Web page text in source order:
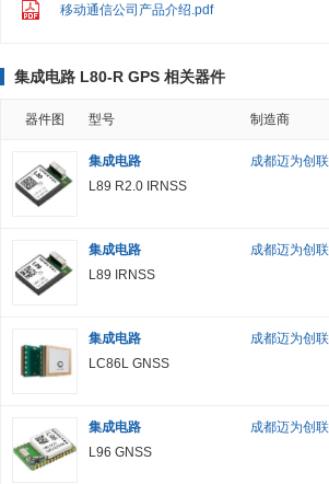
移动通信公司产品介绍.pdf
集成电路 L80-R GPS 相关器件
器件图 型号 制造商
集成电路
L89 R2.0 IRNSS
成都迈为创
集成电路
L89 IRNSS
成都迈为创
集成电路
LC86L GNSS
成都迈为创
集成电路
L96 GNSS
成都迈为创